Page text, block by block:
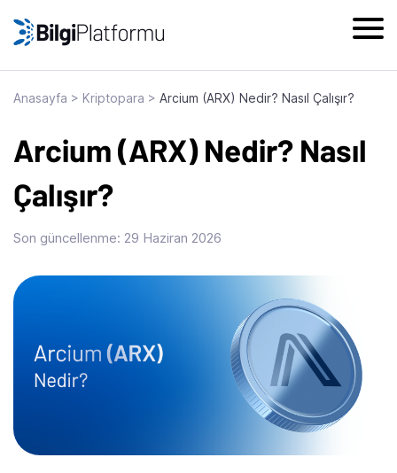
Anasayfa > Kriptopara > Arcium (ARX) Nedir? Nasıl Çalışır?
Arcium (ARX) Nedir? Nasıl
Çalışır?
Son güncellenme: 29 Haziran 2026